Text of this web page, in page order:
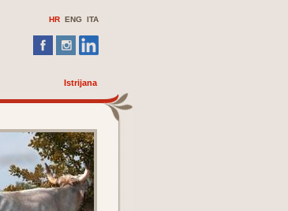
HR ENG ITA
Istrijana